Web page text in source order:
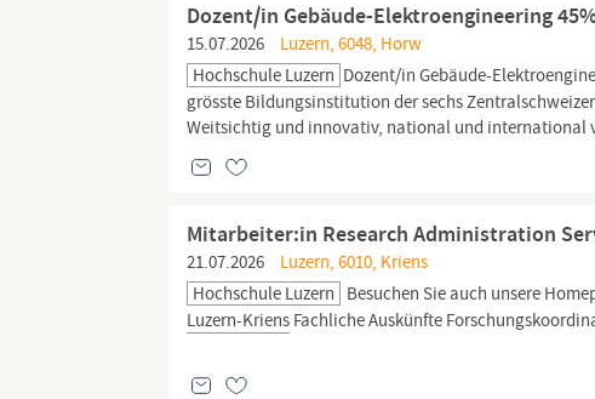
Dozent/in Gebäude-Elektroengineering
15.07.2026
Luzern, 6048, Horw
Hochschule Luzern Dozent/in Gebäude-
grösste Bildungsinstitution der sechs
Weitsichtig und innovativ, national und international
Mitarbeiter:in Research Administration
21.07.2026
Luzern, 6010, Kriens
Hochschule Luzern Besuchen Sie auch unsere
Luzern-Kriens Fachliche Auskünfte